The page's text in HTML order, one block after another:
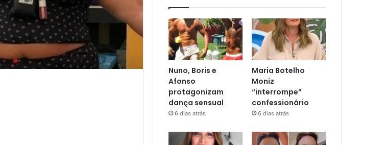
Nuno, Boris e
Afonso
protagonizam
dança sensual
6 dias atrás
Maria Botelho
Moniz
“interrompe”
confessionário
6 dias atrás